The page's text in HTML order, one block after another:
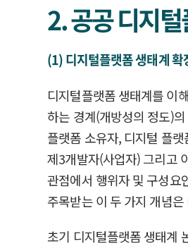
2. 공공 디지
(1) 디지털플랫폼 생태계 확
디지털플랫폼 생태계를 이
하는 경계(개방성의 정도)
플랫폼 소유자, 디지털 플
제3개발자(사업자) 그리고
관점에서 행위자 및 구성요
주목받는 이 두 가지 개념
초기 디지털플랫폼 생태계